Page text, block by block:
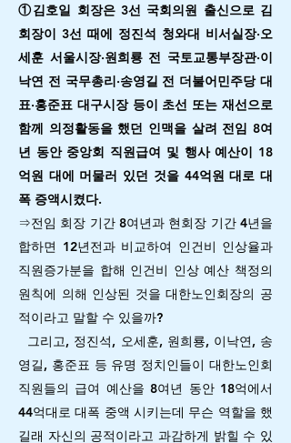
①김호일 회장은 3선 국회의원 출신으로 김
회장이 3선 때에 정진석 청와대 비서실장·오
세훈 서울시장·원희룡 전 국토교통부장관·이
낙연 전 국무총리·송영길 전 더불어민주당 대
표·홍준표 대구시장 등이 초선 또는 재선으로
함께 의정활동을 했던 인맥을 살려 전임 8여
년 동안 중앙회 직원급여 및 행사 예산이 18
억원 대에 머물러 있던 것을 44억원 대로 대
폭 증액시켰다.
⇒전임 회장 기간 8여년과 현회장 기간 4년을
합하면 12년전과 비교하여 인건비 인상율과
직원증가분을 합해 인건비 인상 예산 책정의
원칙에 의해 인상된 것을 대한노인회장의 공
적이라고 말할 수 있을까?
그리고, 정진석, 오세훈, 원희룡, 이낙연, 송
영길, 홍준표 등 유명 정치인들이 대한노인회
직원들의 급여 예산을 8여년 동안 18억에서
44억대로 대폭 중액 시키는데 무슨 역할을 했
길래 자신의 공적이라고 과감하게 밝힐 수 있